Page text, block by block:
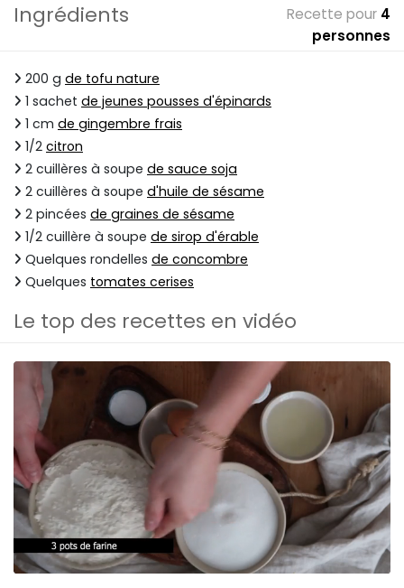
Ingrédients Recette pour 4
personnes
200 g de tofu nature
1 sachet de jeunes pousses d'épinards
1 cm de gingembre frais
1/2 citron
2 cuillères à soupe de sauce soja
2 cuillères à soupe d'huile de sésame
2 pincées de graines de sésame
1/2 cuillère à soupe de sirop d'érable
Quelques rondelles de concombre
Quelques tomates cerises
Le top des recettes en vidéo